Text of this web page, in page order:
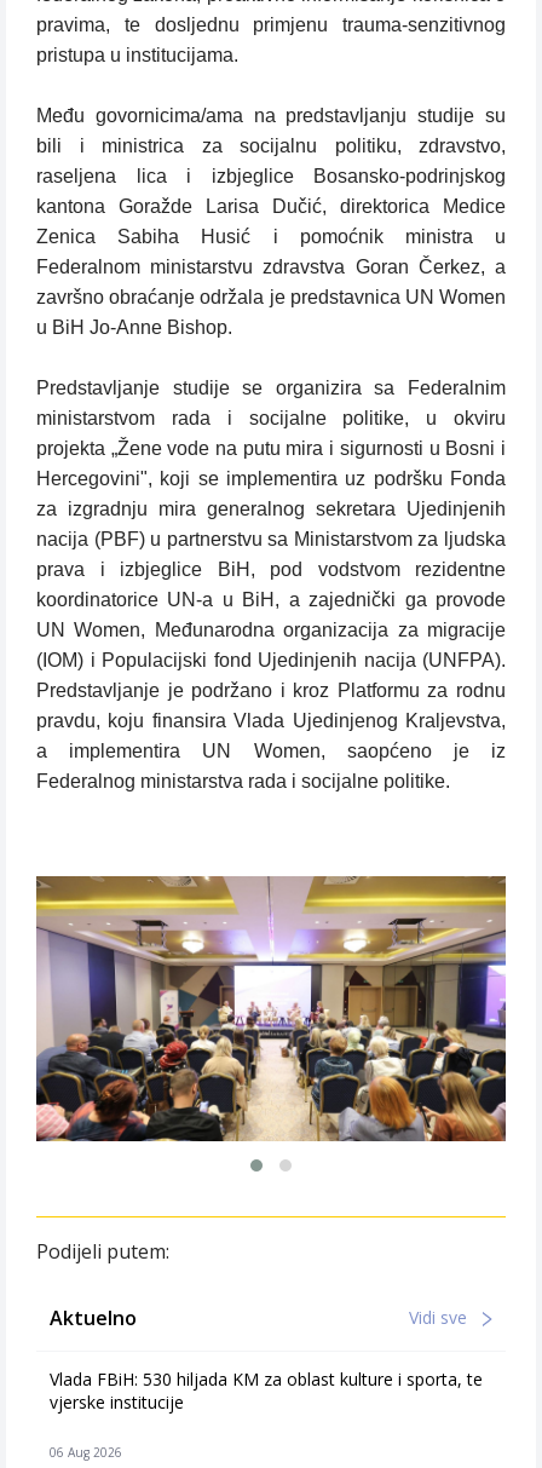
pravima, te dosljednu primjenu trauma-senzitivnog
pristupa u institucijama.
Među govornicima/ama na predstavljanju studije su
bili i ministrica za socijalnu politiku, zdravstvo,
raseljena lica i izbjeglice Bosansko-podrinjskog
kantona Goražde Larisa Dučić, direktorica Medice
Zenica Sabiha Husić i pomoćnik ministra u
Federalnom ministarstvu zdravstva Goran Čerkez, a
završno obraćanje održala je predstavnica UN Women
u BiH Jo-Anne Bishop.
Predstavljanje studije se organizira sa Federalnim
ministarstvom rada i socijalne politike, u okviru
projekta „Žene vode na putu mira i sigurnosti u Bosni i
Hercegovini", koji se implementira uz podršku Fonda
za izgradnju mira generalnog sekretara Ujedinjenih
nacija (PBF) u partnerstvu sa Ministarstvom za ljudska
prava i izbjeglice BiH, pod vodstvom rezidentne
koordinatorice UN-a u BiH, a zajednički ga provode
UN Women, Međunarodna organizacija za migracije
(IOM) i Populacijski fond Ujedinjenih nacija (UNFPA).
Predstavljanje je podržano i kroz Platformu za rodnu
pravdu, koju finansira Vlada Ujedinjenog Kraljevstva,
a implementira UN Women, saopćeno je iz
Federalnog ministarstva rada i socijalne politike.
Podijeli putem:
Aktuelno Vidi sve
Vlada FBiH: 530 hiljada KM za oblast kulture i sporta, te
vjerske institucije
06 Aug 2026